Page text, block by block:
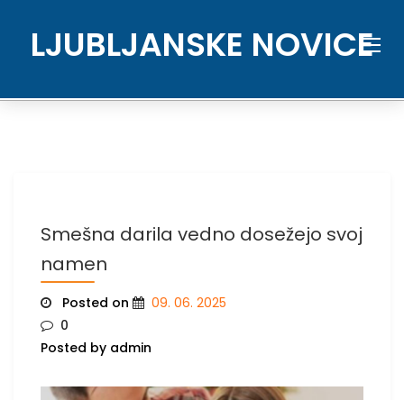
contentLJUBLJANSKE NOVICE
Smešna darila vedno dosežejo svoj
namen
Posted on
09. 06. 2025
0
Posted by admin